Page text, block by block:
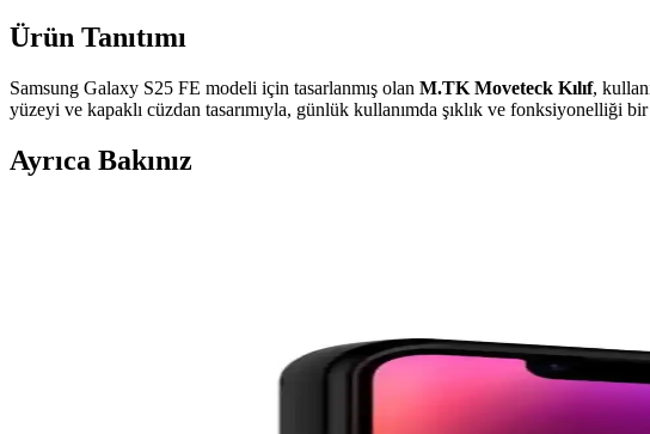
Ürün Tanıtımı
Samsung Galaxy S25 FE modeli için tasarlanmış olan M.TK Moveteck Kılıf,
yüzeyi ve kapaklı cüzdan tasarımıyla, günlük kullanımda şıklık ve fonksiyonelliği
Ayrıca Bakınız
iPhone 13 için Kadife Astarlı Dayanıklı Kılıf: Koruma ve
Kadife astarlı dayanıklı iPhone 13 kılıfı, şıklık ve koruma sağlar, cihazınızı